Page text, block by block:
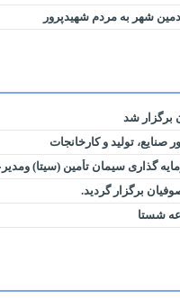
شهر به مردم شهیدپرور
برگزار شد
تولید و کارخانجات
گذاری سیمان تأمین (سیتا)
برگزار گردید.
شستا